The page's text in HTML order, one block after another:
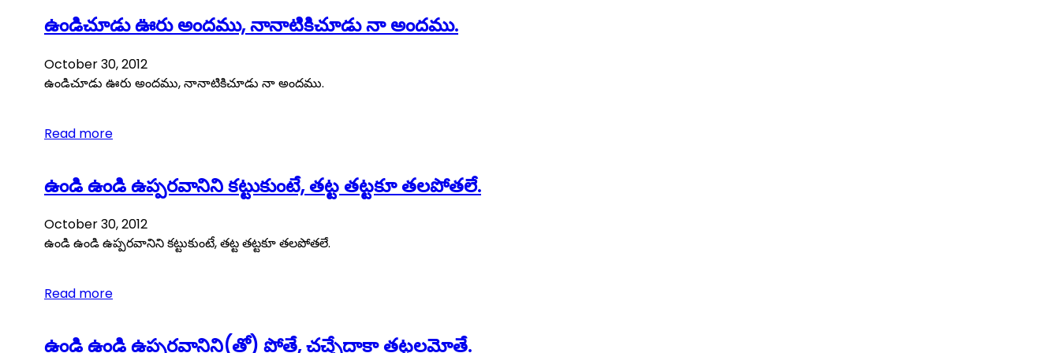
ఉండిచూడు ఊరు అందము, నానాటికిచూడు నా అందము.
October 30, 2012
ఉండిచూడు ఊరు అందము, నానాటికిచూడు నా అందము.
Read more
ఉండి ఉండి ఉప్పరవానిని కట్టుకుంటే, తట్ట తట్టకూ తలపోతలే.
October 30, 2012
ఉండి ఉండి ఉప్పరవానిని కట్టుకుంటే, తట్ట తట్టకూ తలపోతలే.
Read more
ఉండి ఉండి ఉప్పరవానిని(తో) పోతే, చచ్చేదాకా తట్టలమోతే.